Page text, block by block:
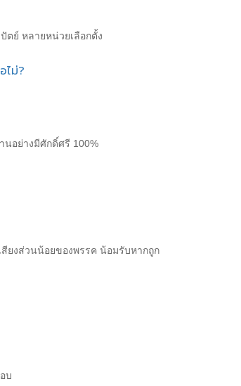
ตย์ หลายหน่วยเลือกตั้ง
ไม่?
นอย่างมีศักดิ์ศรี 100%
ยงส่วนน้อยของพรรค น้อมรับหากถูก
บ